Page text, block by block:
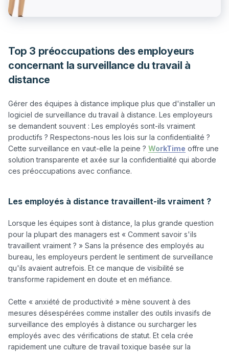
Top 3 préoccupations des employeurs
concernant la surveillance du travail à
distance
Gérer des équipes à distance implique plus que d'installer un
logiciel de surveillance du travail à distance. Les employeurs
se demandent souvent : Les employés sont-ils vraiment
productifs ? Respectons-nous les lois sur la confidentialité ?
Cette surveillance en vaut-elle la peine ? WorkTime offre une
solution transparente et axée sur la confidentialité qui aborde
ces préoccupations avec confiance.
Les employés à distance travaillent-ils vraiment ?
Lorsque les équipes sont à distance, la plus grande question
pour la plupart des managers est « Comment savoir s'ils
travaillent vraiment ? » Sans la présence des employés au
bureau, les employeurs perdent le sentiment de surveillance
qu'ils avaient autrefois. Et ce manque de visibilité se
transforme rapidement en doute et en méfiance.
Cette « anxiété de productivité » mène souvent à des
mesures désespérées comme installer des outils invasifs de
surveillance des employés à distance ou surcharger les
employés avec des vérifications de statut. Et cela crée
rapidement une culture de travail toxique basée sur la